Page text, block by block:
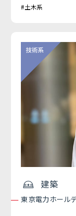
#土木系
建築
東京電力ホール